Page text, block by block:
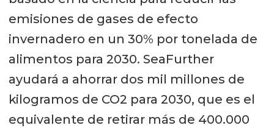
emisiones de gases de efecto
invernadero en un 30% por tonelada de
alimentos para 2030. SeaFurther
ayudará a ahorrar dos mil millones de
kilogramos de CO2 para 2030, que es el
equivalente de retirar más de 400.000